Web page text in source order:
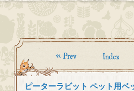
ピーターラビット ペット用ベ